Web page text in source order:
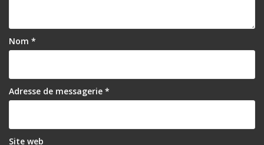
Nom *
Adresse de messagerie *
Site web